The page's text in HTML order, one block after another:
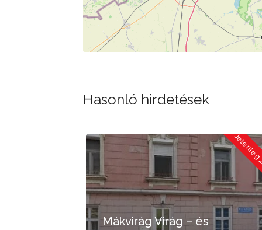
Hasonló hirdetések
Mákvirág Virág – és